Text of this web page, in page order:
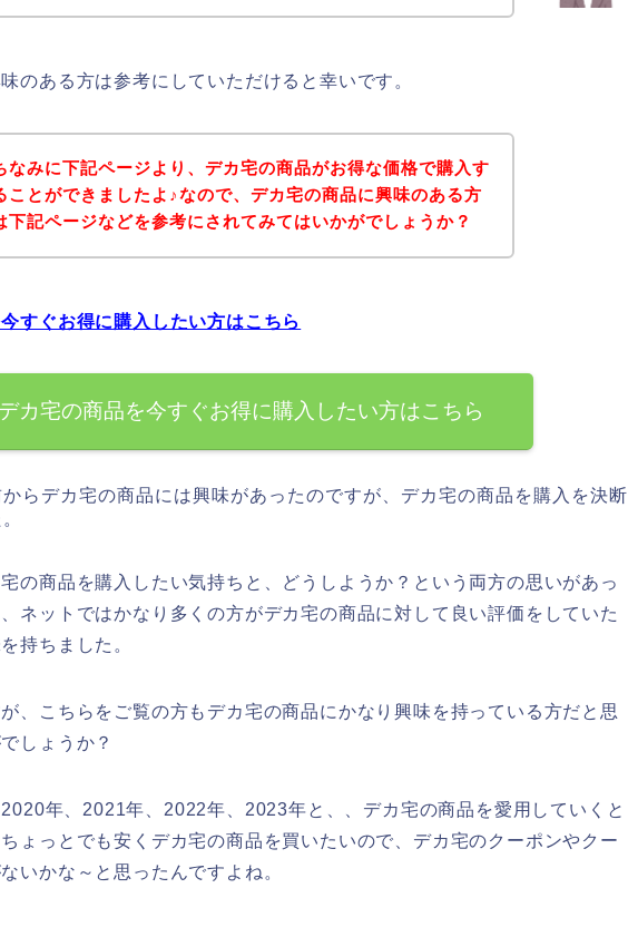
のある方は参考にしていただけると幸いです。
なみに下記ページより、デカ宅の商品がお得な価格で購入す
ことができましたよ♪なので、デカ宅の商品に興味のある方
下記ページなどを参考にされてみてはいかがでしょうか？
すぐお得に購入したい方はこちら
デカ宅の商品を今すぐお得に購入したい方はこちら
らデカ宅の商品には興味があったのですが、デカ宅の商品を購入を決断
の商品を購入したい気持ちと、どうしようか？という両方の思いがあっ
ネットではかなり多くの方がデカ宅の商品に対して良い評価をしていた
持ちました。
、こちらをご覧の方もデカ宅の商品にかなり興味を持っている方だと思
しょうか？
年、2021年、2022年、2023年と、、デカ宅の商品を愛用していくと
ょっとでも安くデカ宅の商品を買いたいので、デカ宅のクーポンやクー
いかな～と思ったんですよね。